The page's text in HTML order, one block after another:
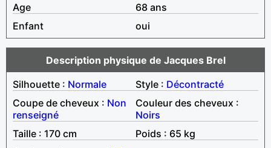
Age
68 ans
Enfant
oui
Description physique de Jacques Brel
Silhouette : Normale Style : Décontracté
Coupe de cheveux : Non
renseigné
Couleur des cheveux :
Noirs
Taille : 170 cm
Poids : 65 kg